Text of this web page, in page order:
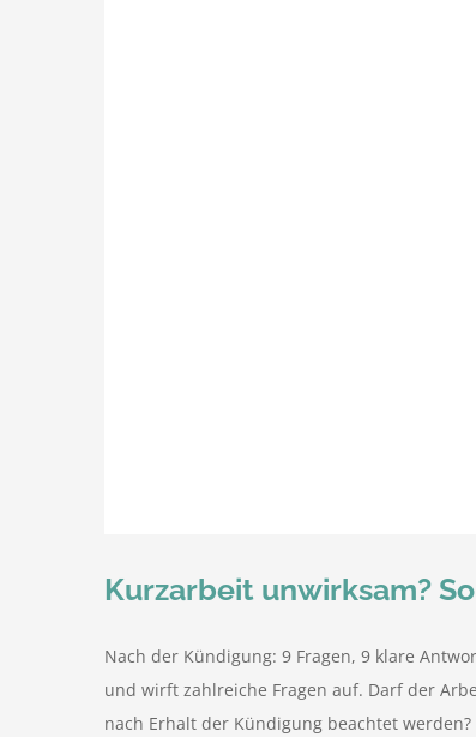
Kurzarbeit unwirksam?
Nach der Kündigung: 9 Fragen, 9 klare
und wirft zahlreiche Fragen auf. Darf der
nach Erhalt der Kündigung beachtet